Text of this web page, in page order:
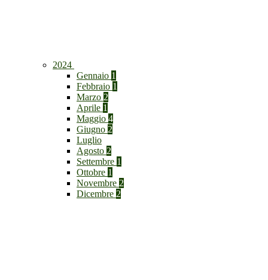
2024
Gennaio 1
Febbraio 1
Marzo 2
Aprile 1
Maggio 4
Giugno 2
Luglio
Agosto 2
Settembre 1
Ottobre 1
Novembre 2
Dicembre 2